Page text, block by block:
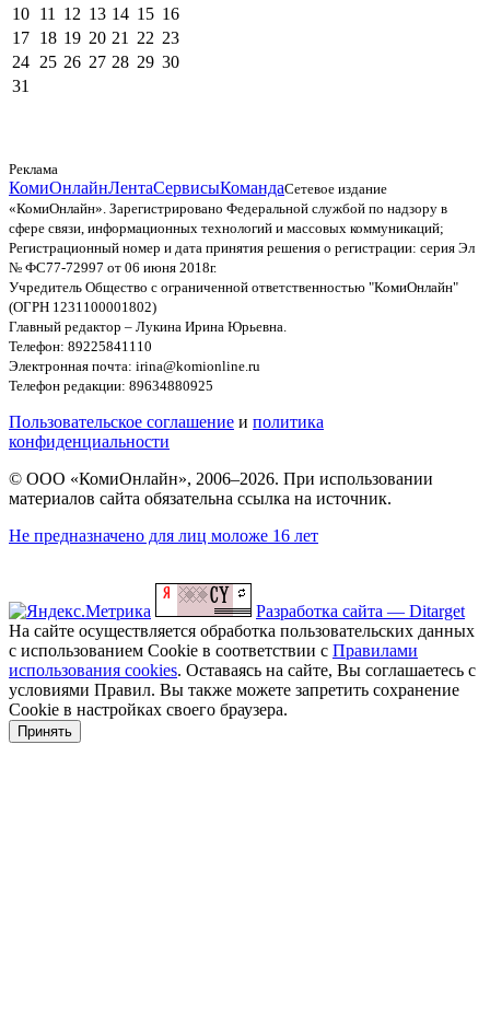
10 11 12 13 14 15 16
17 18 19 20 21 22 23
24 25 26 27 28 29 30
31
Реклама
КомиОнлайнЛентаСервисыКомандаСетевое издание
«КомиОнлайн». Зарегистрировано Федеральной службой по надзору в
сфере связи, информационных технологий и массовых коммуникаций;
Регистрационный номер и дата принятия решения о регистрации: серия Эл
№ ФС77-72997 от 06 июня 2018г.
Учредитель Общество с ограниченной ответственностью "КомиОнлайн"
(ОГРН 1231100001802)
Главный редактор – Лукина Ирина Юрьевна.
Телефон: 89225841110
Электронная почта: irina@komionline.ru
Телефон редакции: 89634880925
Пользовательское соглашение и политика
конфиденциальности
© ООО «КомиОнлайн», 2006–2026. При использовании
материалов сайта обязательна ссылка на источник.
Не предназначено для лиц моложе 16 лет
Разработка сайта — Ditarget
На сайте осуществляется обработка пользовательских данных
с использованием Cookie в соответствии с Правилами
использования cookies. Оставаясь на сайте, Вы соглашаетесь с
условиями Правил. Вы также можете запретить сохранение
Cookie в настройках своего браузера.
Принять